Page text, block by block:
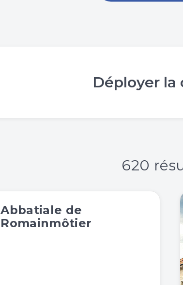
Déployer la
620
Abbatiale de
Romainmôtier